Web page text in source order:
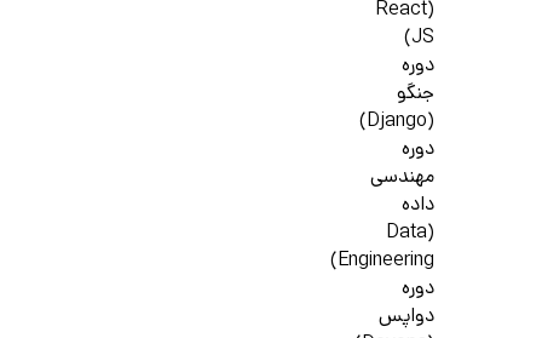
(React
JS)
دوره
جنگو
(Django)
دوره
مهندسی
داده
(Data
Engineering)
دوره
دواپس